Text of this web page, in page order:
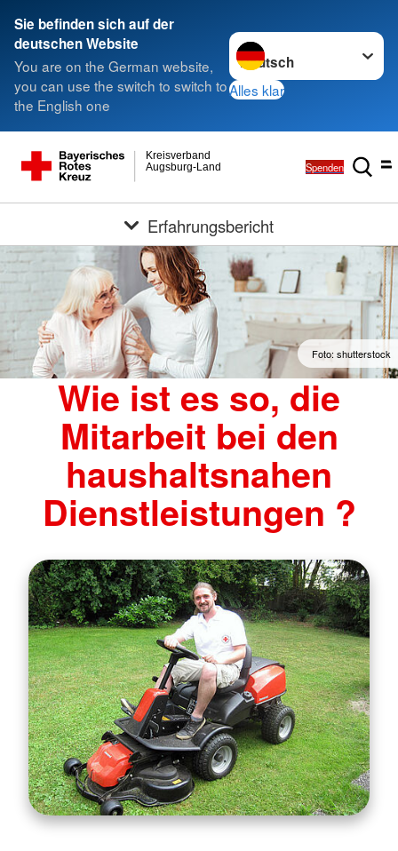
Sie befinden sich auf der
deutschen Website
You are on the German website,
you can use the switch to switch to
the English one
Sprache wechseln zu
Alles klar
Augsburg-Land
Kreisverband
Spenden
Erfahrungsbericht
Foto: shutterstock
Wie ist es so, die
Mitarbeit bei den
haushaltsnahen
Dienstleistungen ?